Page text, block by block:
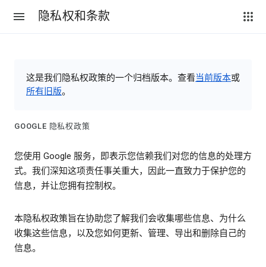
隐私权和条款
这是我们隐私权政策的一个归档版本。查看当前版本或
所有旧版。
GOOGLE 隐私权政策
您使用 Google 服务，即表示您信赖我们对您的信息的处理方
式。我们深知这项责任事关重大，因此一直致力于保护您的
信息，并让您拥有控制权。
本隐私权政策旨在协助您了解我们会收集哪些信息、为什么
收集这些信息，以及您如何更新、管理、导出和删除自己的
信息。